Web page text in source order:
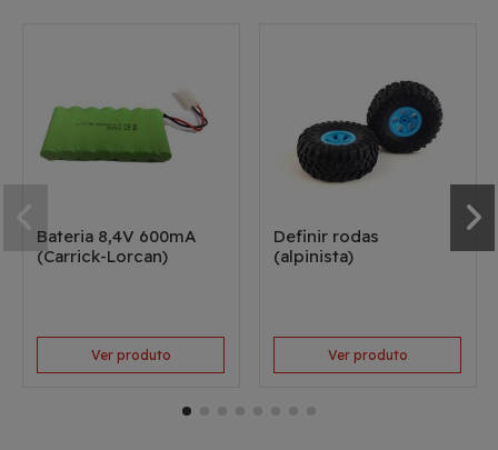
Bateria 8,4V 600mA
(Carrick-Lorcan)
Ver produto
Definir rodas
(alpinista)
Ver produto